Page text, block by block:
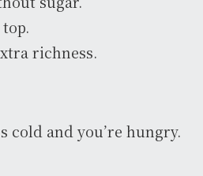
richness.
cold and you’re hungry.